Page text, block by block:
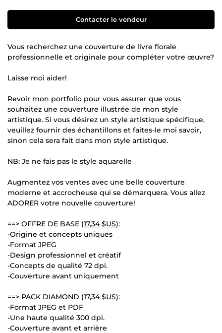
Contacter le vendeur
Vous recherchez une couverture de livre florale
professionnelle et originale pour compléter votre œuvre?
Laisse moi aider!
Revoir mon portfolio pour vous assurer que vous
souhaitez une couverture illustrée de mon style
artistique. Si vous désirez un style artistique spécifique,
veuillez fournir des échantillons et faites-le moi savoir,
sinon cela sera fait dans mon style artistique.
NB: Je ne fais pas le style aquarelle
Augmentez vos ventes avec une belle couverture
moderne et accrocheuse qui se démarquera. Vous allez
ADORER votre nouvelle couverture!
==> OFFRE DE BASE (17,34 $US):
-Origine et concepts uniques
-Format JPEG
-Design professionnel et créatif
-Concepts de qualité 72 dpi.
-Couverture avant uniquement
==> PACK DIAMOND (17,34 $US):
-Format JPEG et PDF
-Une haute qualité 300 dpi.
-Couverture avant et arrière